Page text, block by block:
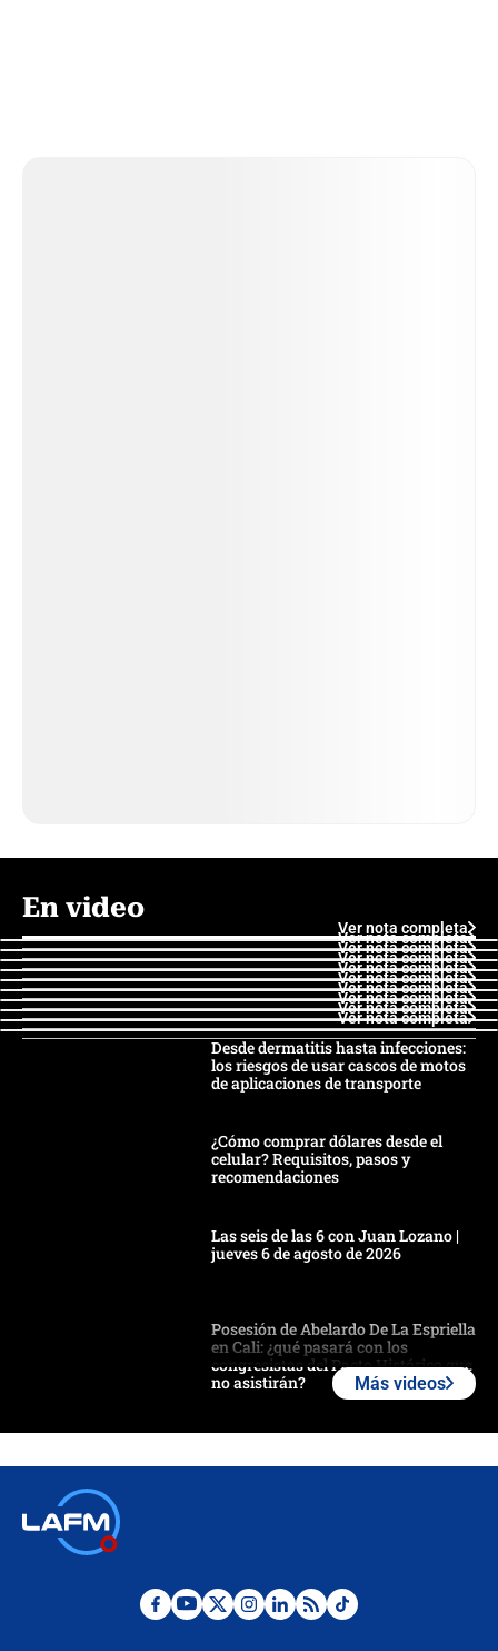
En video
Ver nota completa
Ver nota completa
Ver nota completa
Ver nota completa
Ver nota completa
Ver nota completa
Ver nota completa
Ver nota completa
Ver nota completa
Ver nota completa
Desde dermatitis hasta infecciones:
los riesgos de usar cascos de motos
de aplicaciones de transporte
¿Cómo comprar dólares desde el
celular? Requisitos, pasos y
recomendaciones
Las seis de las 6 con Juan Lozano |
jueves 6 de agosto de 2026
Posesión de Abelardo De La Espriella
en Cali: ¿qué pasará con los
congresistas del Pacto Histórico que
no asistirán?
¿Por qué De la Espriella gobernará
Más videos